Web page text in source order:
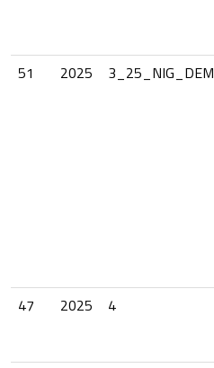
51
2025 3_25_NIG_DEM
47
2025 4